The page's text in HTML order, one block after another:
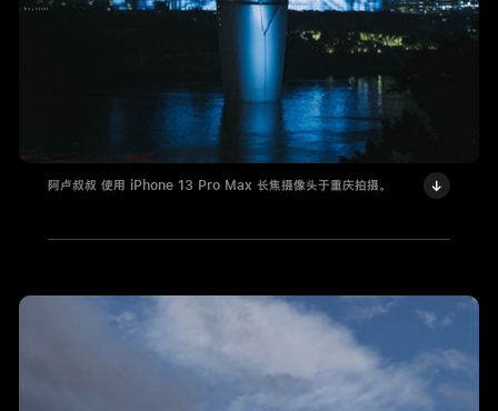
阿卢叔叔 使用 iPhone 13 Pro Max 长焦摄像头于重庆拍摄。